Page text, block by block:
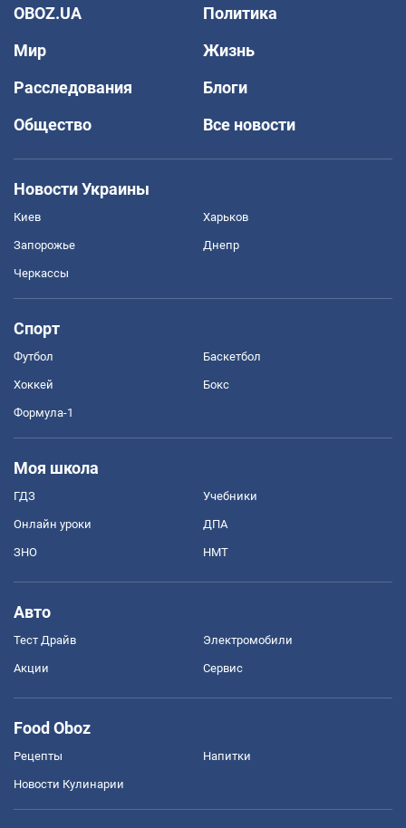
OBOZ.UA
Политика
Мир
Жизнь
Расследования
Блоги
Общество
Все новости
Новости Украины
Киев Харьков
Запорожье Днепр
Черкассы
Спорт
Футбол Баскетбол
Хоккей Бокс
Формула-1
Моя школа
ГДЗ Учебники
Онлайн уроки ДПА
ЗНО НМТ
Авто
Тест Драйв Электромобили
Акции Сервис
Food Oboz
Рецепты Напитки
Новости Кулинарии